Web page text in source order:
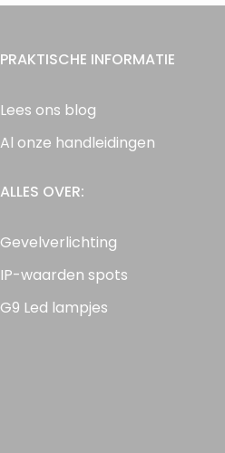
PRAKTISCHE INFORMATIE
Lees ons blog
Al onze handleidingen
ALLES OVER:
Gevelverlichting
IP-waarden spots
G9 Led lampjes